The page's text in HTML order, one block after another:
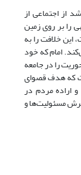
از اجتماعی از
را بر روی زمین
این خلافت را به
امام که خود
را در جامعه
که هدف قصوای
اراده مردم در
مسئولیت‌ها و